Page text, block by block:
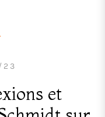
23
et